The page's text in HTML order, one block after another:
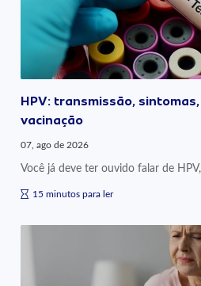
HPV: transmissão,
vacinação
07, ago de 2026
Você já deve ter ouvido falar de
15 minutos para ler